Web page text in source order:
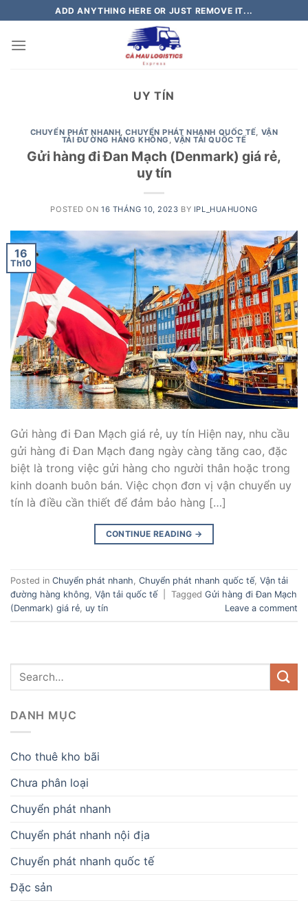
to
content
ADD ANYTHING HERE OR JUST REMOVE IT...
UY TÍN
CHUYỂN PHÁT NHANH,CHUYỂN PHÁT NHANH QUỐC TẾ, VẬN
TẢI ĐƯỜNG HÀNG KHÔNG , VẬN TẢI QUỐC TẾ
Gửi hàng đi Đan Mạch (Denmark) giá rẻ,
uy tín
POSTED ON16 THÁNG 10, 2023 BY IPL_HUAHUONG
16
Th10
Gửi hàng đi Đan Mạch giá rẻ, uy tín Hiện nay, nhu cầu
gửi hàng đi Đan Mạch đang ngày càng tăng cao, đặc
biệt là trong việc gửi hàng cho người thân hoặc trong
kinh doanh buôn bán. Việc chọn đơn vị vận chuyển uy
tín là điều cần thiết để đảm bảo hàng […]
CONTINUE READING →
Posted in Chuyển phát nhanh, Chuyển phát nhanh quốc tế, Vận tải
đường hàng không, Vận tải quốc tế Tagged Gửi hàng đi Đan Mạch
(Denmark) giá rẻ, uy tín Leave a comment
DANH MỤC
Cho thuê kho bãi
Chưa phân loại
Chuyển phát nhanh
Chuyển phát nhanh nội địa
Chuyển phát nhanh quốc tế
Đặc sản